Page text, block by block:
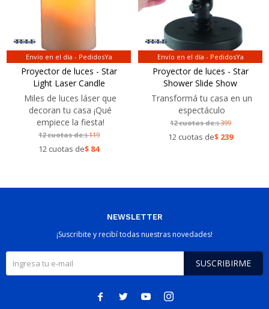
Envío en el día - PedidosYa
Proyector de luces - Star
Light Laser Candle
Miles de luces láser que
decoran tu casa ¡Qué
empiece la fiesta!
12 cuotas de:$119
12 cuotas de$ 84
Envío en el día - PedidosYa
Proyector de luces - Star
Shower Slide Show
Transformá tu casa en un
espectáculo
12 cuotas de:$399
12 cuotas de$ 239
NEWSLETTER
¡Suscribite y recibí todas nuestras novedades!
SUSCRIBIRME
   